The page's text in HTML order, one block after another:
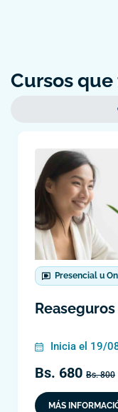
Cursos
Presencial u
Reaseguros
Inicia el 19/
Bs. 680 Bs. 800
MÁS